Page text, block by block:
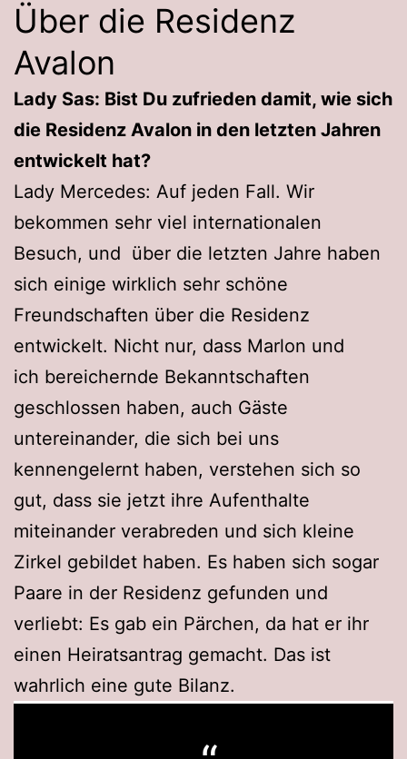
Über die Residenz
Avalon
Lady Sas: Bist Du zufrieden damit, wie sich
die Residenz Avalon in den letzten Jahren
entwickelt hat?
Lady Mercedes: Auf jeden Fall. Wir
bekommen sehr viel internationalen
Besuch, und über die letzten Jahre haben
sich einige wirklich sehr schöne
Freundschaften über die Residenz
entwickelt. Nicht nur, dass Marlon und
ich bereichernde Bekanntschaften
geschlossen haben, auch Gäste
untereinander, die sich bei uns
kennengelernt haben, verstehen sich so
gut, dass sie jetzt ihre Aufenthalte
miteinander verabreden und sich kleine
Zirkel gebildet haben. Es haben sich sogar
Paare in der Residenz gefunden und
verliebt: Es gab ein Pärchen, da hat er ihr
einen Heiratsantrag gemacht. Das ist
wahrlich eine gute Bilanz.